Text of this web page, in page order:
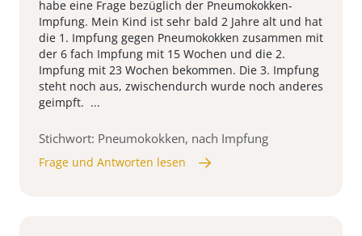
habe eine Frage bezüglich der Pneumokokken-
Impfung. Mein Kind ist sehr bald 2 Jahre alt und hat
die 1. Impfung gegen Pneumokokken zusammen mit
der 6 fach Impfung mit 15 Wochen und die 2.
Impfung mit 23 Wochen bekommen. Die 3. Impfung
steht noch aus, zwischendurch wurde noch anderes
geimpft. ...
Stichwort: Pneumokokken, nach Impfung
Frage und Antworten lesen